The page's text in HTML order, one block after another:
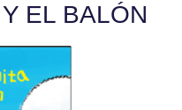
EL BALÓN